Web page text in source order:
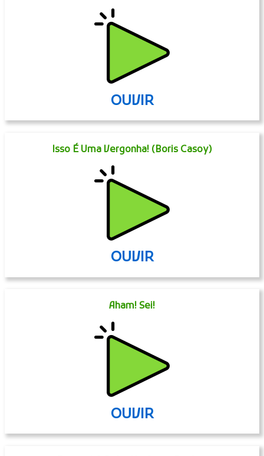
OUVIR
Isso É Uma Vergonha! (Boris Casoy)
OUVIR
Aham! Sei!
OUVIR